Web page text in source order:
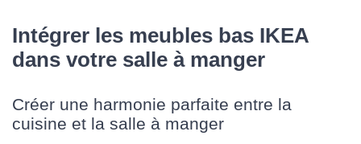
Intégrer les meubles bas IKEA
dans votre salle à manger
Créer une harmonie parfaite entre la
cuisine et la salle à manger